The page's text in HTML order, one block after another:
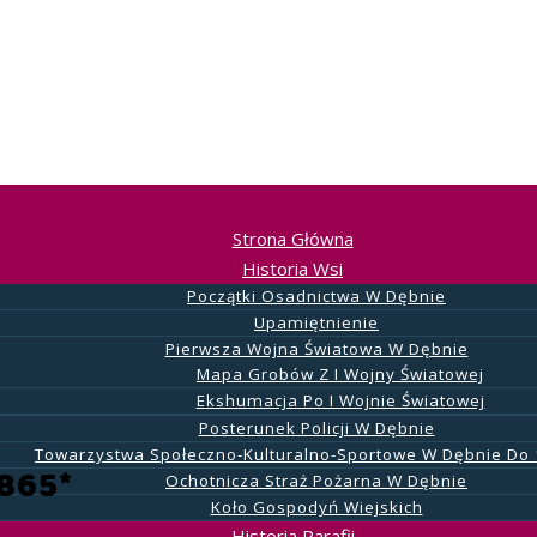
Strona Główna
Historia Wsi
Początki Osadnictwa W Dębnie
Upamiętnienie
Pierwsza Wojna Światowa W Dębnie
Mapa Grobów Z I Wojny Światowej
Ekshumacja Po I Wojnie Światowej
Posterunek Policji W Dębnie
Towarzystwa Społeczno-Kulturalno-Sportowe W Dębnie Do
Ochotnicza Straż Pożarna W Dębnie
Koło Gospodyń Wiejskich